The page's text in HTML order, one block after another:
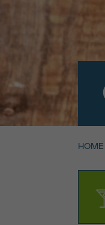
HOME